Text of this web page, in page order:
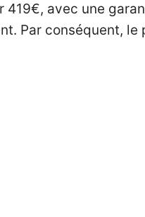
avec une
Par conséquent, le